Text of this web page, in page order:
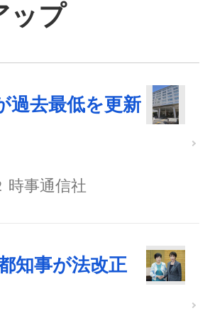
ップ
過去最低を更新
時事通信社
知事が法改正